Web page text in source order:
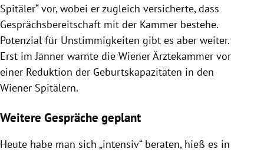
Spitäler“ vor, wobei er zugleich versicherte, dass
Gesprächsbereitschaft mit der Kammer bestehe.
Potenzial für Unstimmigkeiten gibt es aber weiter.
Erst im Jänner warnte die Wiener Ärztekammer vor
einer Reduktion der Geburtskapazitäten in den
Wiener Spitälern.
Weitere Gespräche geplant
Heute habe man sich „intensiv“ beraten, hieß es in